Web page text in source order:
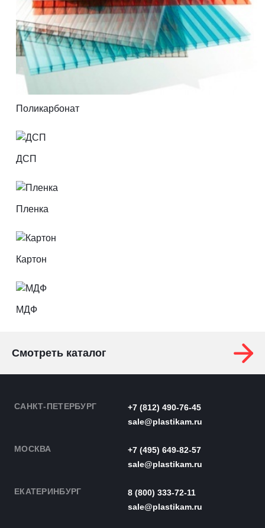
Поликарбонат
ДСП
Пленка
Картон
МДФ
Смотреть каталог
САНКТ-ПЕТЕРБУРГ
+7 (812) 490-76-45
sale@plastikam.ru
МОСКВА
+7 (495) 649-82-57
sale@plastikam.ru
ЕКАТЕРИНБУРГ
8 (800) 333-72-11
sale@plastikam.ru